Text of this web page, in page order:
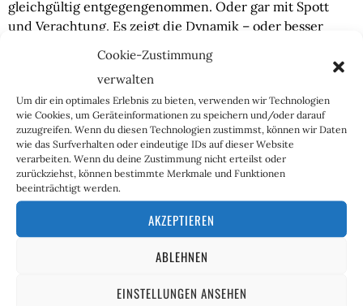
Cookie-Zustimmung
verwalten
Um dir ein optimales Erlebnis zu bieten, verwenden wir Technologien
wie Cookies, um Geräteinformationen zu speichern und/oder darauf
zuzugreifen. Wenn du diesen Technologien zustimmst, können wir Daten
wie das Surfverhalten oder eindeutige IDs auf dieser Website
verarbeiten. Wenn du deine Zustimmung nicht erteilst oder
zurückziehst, können bestimmte Merkmale und Funktionen
beeinträchtigt werden.
AKZEPTIEREN
ABLEHNEN
EINSTELLUNGEN ANSEHEN
gleichgültig entgegengenommen. Oder gar mit Spott
und Verachtung. Es zeigt die Dynamik – oder besser
Nicht-Dynamik – unseres politischen Systems auf, das
vollständige Aneinandervorbeileben von Politiker- und
Managerkaste und Bevölkerung, die Unwilligkeit und
Unfähigkeit, irgendetwas zu tun, während alles immer
schlimmer wird.
Diese Tat von Stade ist mittlerweile auch nur eine von
vielen, sie wird nicht als Einzeltat, sondern höchstens als
kleiner Mosaikstein einer ganzen Reihe von Gewalttaten
im kollektiven Gedächtnis der bundesdeutschen
Bevölkerung weiterleben. Und mittlerweile sind viele so
abgestumpft, dass die ehrliche Bestürzung, bei aller
da ist. Es ist ermüdend, und nichts passiert. Es ist wie die